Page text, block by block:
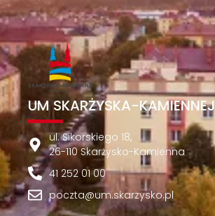
UM SKARŻYSKA-KAMIENNEJ
ul. Sikorskiego 18,
26-110 Skarżysko-Kamienna
41 252 01 00
poczta@um.skarzysko.pl